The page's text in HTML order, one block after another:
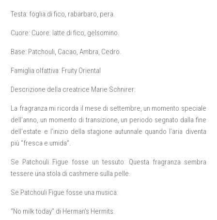
Testa: foglia di fico, rabarbaro, pera.
Cuore: Cuore: latte di fico, gelsomino.
Base: Patchouli, Cacao, Ambra, Cedro.
Famiglia olfattiva: Fruity Oriental
Descrizione della creatrice Marie Schnirer:
La fragranza mi ricorda il mese di settembre, un momento speciale
dell’anno, un momento di transizione, un periodo segnato dalla fine
dell’estate e l’inizio della stagione autunnale quando l’aria diventa
più “fresca e umida”.
Se Patchouli Figue fosse un tessuto: Questa fragranza sembra
tessere una stola di cashmere sulla pelle.
Se Patchouli Figue fosse una musica:
“No milk today” di Herman’s Hermits.